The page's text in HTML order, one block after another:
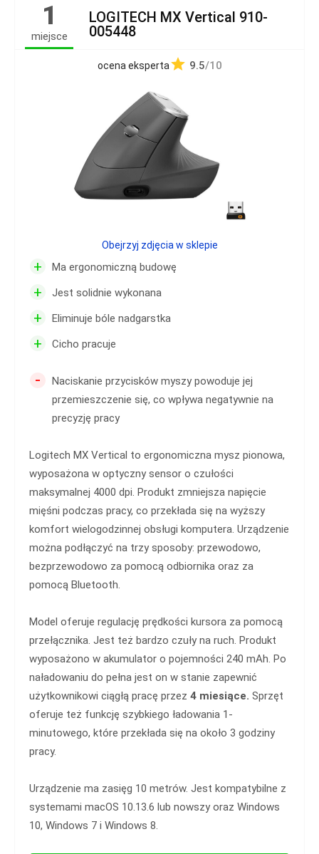
1
miejsce
LOGITECH MX Vertical 910-
005448
ocena eksperta 9.5/10
+ Ma ergonomiczną budowę
+ Jest solidnie wykonana
+ Eliminuje bóle nadgarstka
+ Cicho pracuje
-
Naciskanie przycisków myszy powoduje jej
przemieszczenie się, co wpływa negatywnie na
precyzję pracy
Logitech MX Vertical to ergonomiczna mysz pionowa,
wyposażona w optyczny sensor o czułości
maksymalnej 4000 dpi. Produkt zmniejsza napięcie
mięśni podczas pracy, co przekłada się na wyższy
komfort wielogodzinnej obsługi komputera. Urządzenie
można podłączyć na trzy sposoby: przewodowo,
bezprzewodowo za pomocą odbiornika oraz za
pomocą Bluetooth.
Model oferuje regulację prędkości kursora za pomocą
przełącznika. Jest też bardzo czuły na ruch. Produkt
wyposażono w akumulator o pojemności 240 mAh. Po
naładowaniu do pełna jest on w stanie zapewnić
użytkownikowi ciągłą pracę przez 4 miesiące. Sprzęt
oferuje też funkcję szybkiego ładowania 1-
minutowego, które przekłada się na około 3 godziny
pracy.
Urządzenie ma zasięg 10 metrów. Jest kompatybilne z
systemami macOS 10.13.6 lub nowszy oraz Windows
10, Windows 7 i Windows 8.
Obejrzyj zdjęcia w sklepie